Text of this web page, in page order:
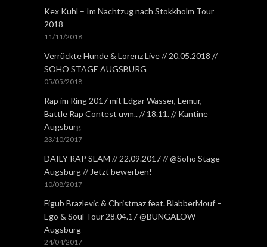
Kex Kuhl – Im Nachtzug nach Stokkholm Tour
2018
11/11/2018
Verrückte Hunde & Lorenz Live // 20.05.2018 //
SOHO STAGE AUGSBURG
05/05/2018
Rap im Ring 2017 mit Edgar Wasser, Lemur,
Battle Rap Contest uvm.. // 18.11. // Kantine
Augsburg
23/10/2017
DAILY RAP SLAM // 22.09.2017 // @Soho Stage
Augsburg // Jetzt bewerben!
10/08/2017
Figub Brazlevic & Christmaz feat. BlabberMouf –
Ego & Soul Tour 28.04.17 @BUNGALOW
Augsburg
24/04/2017